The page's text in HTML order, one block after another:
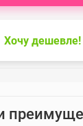
Хочу дешевле!